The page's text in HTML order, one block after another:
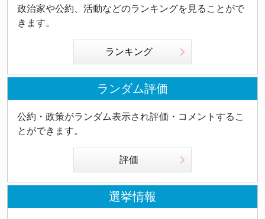
政治家や公約、活動などのランキングを見ることがで
きます。
ランキング
ランダム評価
公約・政策がランダム表示され評価・コメントするこ
とができます。
評価
選挙情報